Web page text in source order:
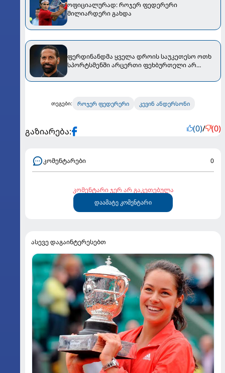
ოფიციალურად: როჯერ ფედერერი
მილიარდერი გახდა
ფერდინანდმა ყველა დროის საუკეთესო ოთხ
სპორტსმენში არცერთი ფეხბურთელი არ
თეგები: როჯერ ფედერერი კევინ ანდერსონი
გაზიარება: (0)/ (0)
კომენტარები 0
კომენტარი ჯერ არ გაკეთებულა
დაამატე კომენტარი
ასევე დაგაინტერესებთ